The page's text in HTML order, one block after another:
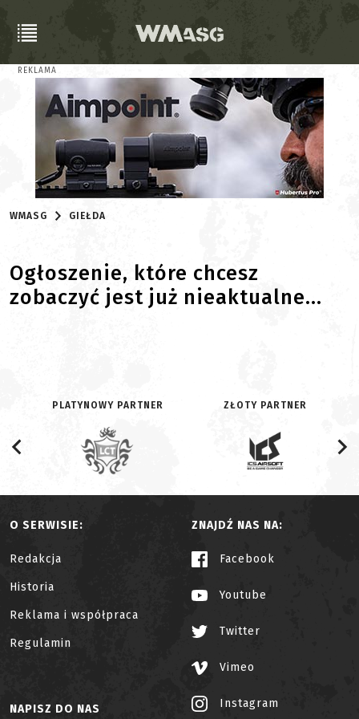
REKLAMA
WMASG GIEŁDA
Ogłoszenie, które chcesz
zobaczyć jest już nieaktualne...
PLATYNOWY PARTNER ZŁOTY PARTNER
O SERWISIE:
Redakcja
Historia
Reklama i współpraca
Regulamin
ZNAJDŹ NAS NA:
Facebook
Youtube
Twitter
Vimeo
Instagram
NAPISZ DO NAS